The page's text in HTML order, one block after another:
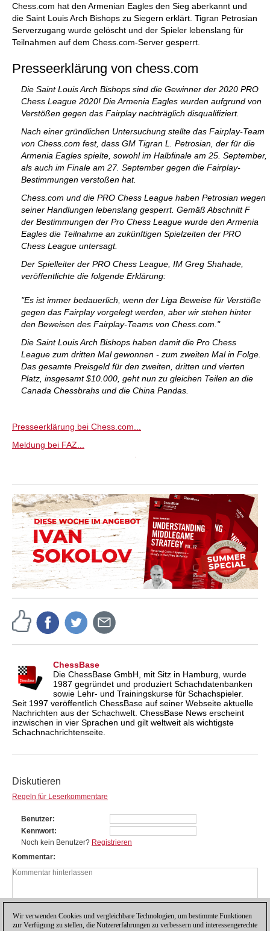
Chess.com hat den Armenian Eagles den Sieg aberkannt und
die Saint Louis Arch Bishops zu Siegern erklärt. Tigran Petrosian
Serverzugang wurde gelöscht und der Spieler lebenslang für
Teilnahmen auf dem Chess.com-Server gesperrt.
Presseerklärung von chess.com
Die Saint Louis Arch Bishops sind die Gewinner der 2020 PRO
Chess League 2020! Die Armenia Eagles wurden aufgrund von
Verstößen gegen das Fairplay nachträglich disqualifiziert.
Nach einer gründlichen Untersuchung stellte das Fairplay-Team
von Chess.com fest, dass GM Tigran L. Petrosian, der für die
Armenia Eagles spielte, sowohl im Halbfinale am 25. September,
als auch im Finale am 27. September gegen die Fairplay-
Bestimmungen verstoßen hat.
Chess.com und die PRO Chess League haben Petrosian wegen
seiner Handlungen lebenslang gesperrt. Gemäß Abschnitt F
der Bestimmungen der Pro Chess League wurde den Armenia
Eagles die Teilnahme an zukünftigen Spielzeiten der PRO
Chess League untersagt.
Der Spielleiter der PRO Chess League, IM Greg Shahade,
veröffentlichte die folgende Erklärung:
"Es ist immer bedauerlich, wenn der Liga Beweise für Verstöße
gegen das Fairplay vorgelegt werden, aber wir stehen hinter
den Beweisen des Fairplay-Teams von Chess.com."
Die Saint Louis Arch Bishops haben damit die Pro Chess
League zum dritten Mal gewonnen - zum zweiten Mal in Folge.
Das gesamte Preisgeld für den zweiten, dritten und vierten
Platz, insgesamt $10.000, geht nun zu gleichen Teilen an die
Canada Chessbrahs und die China Pandas.
Presseerklärung bei Chess.com...
Meldung bei FAZ...
ChessBase
Die ChessBase GmbH, mit Sitz in Hamburg, wurde
1987 gegründet und produziert Schachdatenbanken
sowie Lehr- und Trainingskurse für Schachspieler.
Seit 1997 veröffentlich ChessBase auf seiner Webseite aktuelle
Nachrichten aus der Schachwelt. ChessBase News erscheint
inzwischen in vier Sprachen und gilt weltweit als wichtigste
Schachnachrichtenseite.
Diskutieren
Regeln für Leserkommentare
Benutzer
Kennwort
Noch kein Benutzer? Registrieren
Kommentar
Wir verwenden Cookies und vergleichbare Technologien, um bestimmte Funktionen
zur Verfügung zu stellen, die Nutzererfahrungen zu verbessern und interessengerechte